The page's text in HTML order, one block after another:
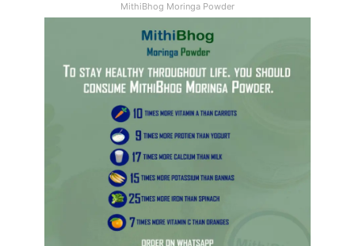
MithiBhog Moringa Powder